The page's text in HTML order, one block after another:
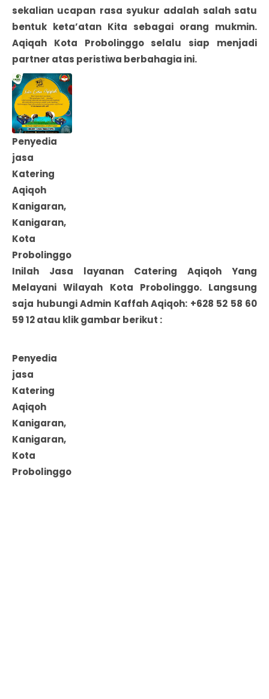
sekalian ucapan rasa syukur adalah salah satu
bentuk keta’atan Kita sebagai orang mukmin.
Aqiqah Kota Probolinggo selalu siap menjadi
partner atas peristiwa berbahagia ini.
Penyedia
jasa
Katering
Aqiqoh
Kanigaran,
Kanigaran,
Kota
Probolinggo
Inilah Jasa layanan Catering Aqiqoh Yang
Melayani Wilayah Kota Probolinggo. Langsung
saja hubungi Admin Kaffah Aqiqoh: +628 52 58 60
59 12 atau klik gambar berikut :
Penyedia
jasa
Katering
Aqiqoh
Kanigaran,
Kanigaran,
Kota
Probolinggo